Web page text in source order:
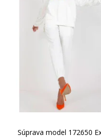
Súprava model 172650